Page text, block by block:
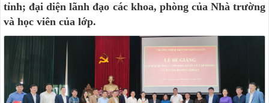
tỉnh; đại diện lãnh đạo các khoa, phòng của Nhà trường
và học viên của lớp.